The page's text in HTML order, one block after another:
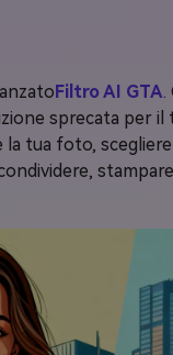
Filtro AI GTA.
sprecata per il
tua foto, scegliere